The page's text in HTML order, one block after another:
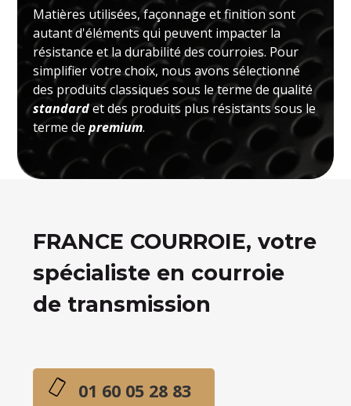
Matières utilisées, façonnage et finition sont
autant d'éléments qui peuvent impacter la
résistance et la durabilité des courroies. Pour
simplifier votre choix, nous avons sélectionné
des produits classiques sous le terme de qualité
standardet des produits plus résistants sous le
terme depremium.
FRANCE COURROIE, votre
spécialiste en courroie
de transmission
01 60 05 28 83